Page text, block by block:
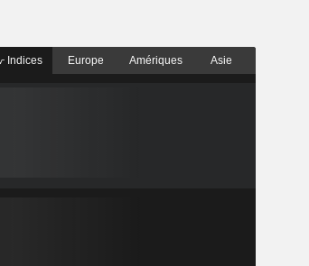
Indices Europe Amériques Asie